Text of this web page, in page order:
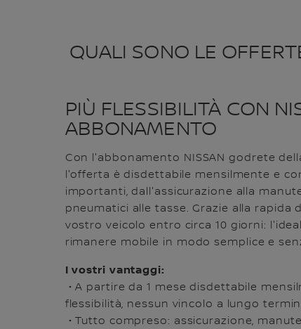
QUALI SONO LE
PIÙ FLESSIBILITÀ CON
ABBONAMENTO
Con l'abbonamento NISSAN godrete
l'offerta è disdettabile mensilmente e
importanti, dall'assicurazione alla
pneumatici alle tasse. Grazie alla rapida
vostro veicolo entro circa 10 giorni:
rimanere mobile in modo semplice e
I vostri vantaggi:
• A partire da 1 mese disdettabile
flessibilità, nessun vincolo a lungo
• Tutto compreso: assicurazione,